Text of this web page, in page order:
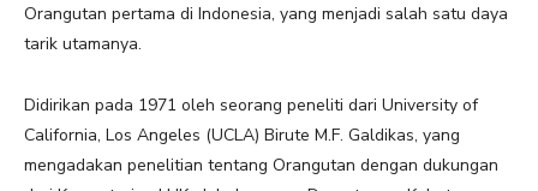
Orangutan pertama di Indonesia, yang menjadi salah satu daya
tarik utamanya.
Didirikan pada 1971 oleh seorang peneliti dari University of
California, Los Angeles (UCLA) Birute M.F. Galdikas, yang
mengadakan penelitian tentang Orangutan dengan dukungan